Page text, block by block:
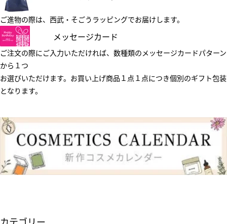
ご進物の際は、西武・そごうラッピングでお届けします。
メッセージカード
ご注文の際にご入力いただければ、数種類のメッセージカードパターン
から１つ
お選びいただけます。お買い上げ商品１点１点につき個別のギフト包装
となります。